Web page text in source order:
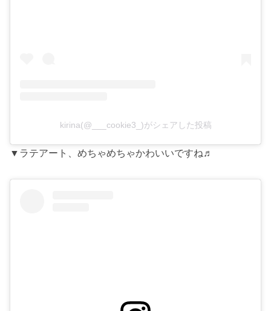
kirina(@___cookie3_)がシェアした投稿
▼ラテアート、めちゃめちゃかわいいですね♬